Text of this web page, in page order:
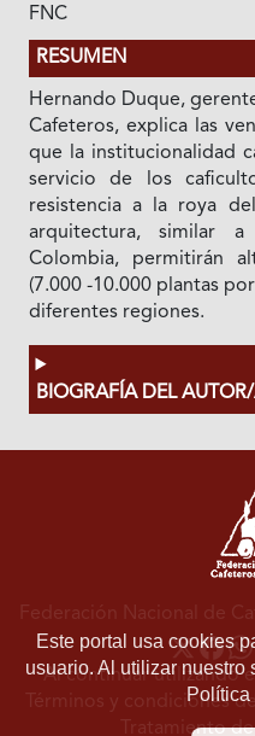
FNC
RESUMEN
Hernando Duque,
Cafeteros, explica las
que la institucionalidad
servicio de los
resistencia a la roya
arquitectura, similar
Colombia, permitirán
(7.000 -10.000 plantas
diferentes regiones.
BIOGRAFÍA DEL
Este portal usa cookies
usuario. Al utilizar nuestro
Política
Federación Nacional de
Al continuar utilizando
Términos y condiciones
Tratamiento